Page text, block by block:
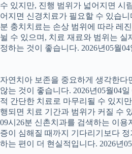
수 있지만, 진행 범위가 넓어지면 시
어지면 신경치료가 필요할 수 있습니
분 충치치료는 손상 범위에 따라 레
뉠 수 있으며, 치료 재료와 범위는 실
정하는 것이 좋습니다. 2026년05월04
자연치아 보존을 중요하게 생각한다
않는 것이 좋습니다. 2026년05월04
적 간단한 치료로 마무리될 수 있지
행되면 치료 기간과 범위가 커질 수
09시26분 신촌치과를 검색하는 이용
증이 심해질 때까지 기다리기보다
하는 편이 더 현실적입니다. 2026년